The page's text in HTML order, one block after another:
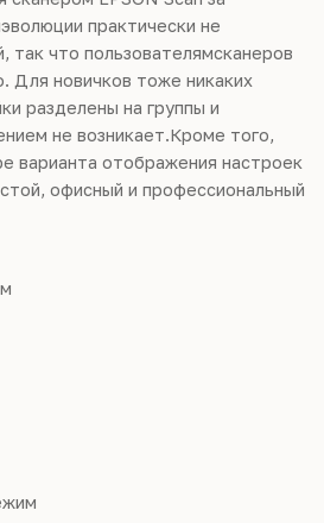
практически не
так что пользователямсканеров
Для новичков тоже никаких
разделены на группы и
не возникает.Кроме того,
варианта отображения настроек
офисный и профессиональный